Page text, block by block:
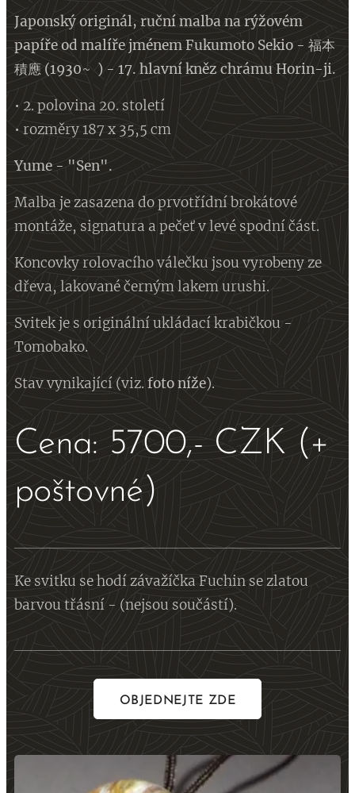
Japonský originál, ruční malba na rýžovém
papíře od malíře jménem Fukumoto Sekio - 福本
積應 (1930~ ) - 17. hlavní kněz chrámu Horin-ji.
• 2. polovina 20. století
• rozměry 187 x 35,5 cm
Yume - "Sen".
Malba je zasazena do prvotřídní brokátové
montáže, signatura a pečeť v levé spodní část.
Koncovky rolovacího válečku jsou vyrobeny ze
dřeva, lakované černým lakem urushi.
Svitek je s originální ukládací krabičkou -
Tomobako.
Stav vynikající (viz. fotoníže).
Cena: 5700,- CZK (+
poštovné)
Ke svitku se hodí závažíčka Fuchin se zlatou
barvou třásní - (nejsou součástí).
OBJEDNEJTE ZDE